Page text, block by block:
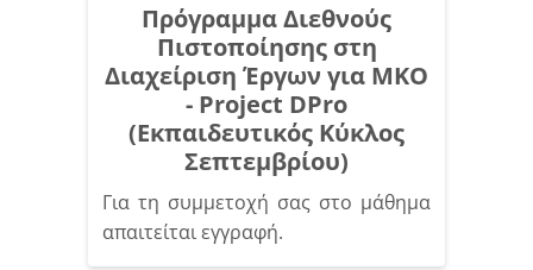
Πρόγραμμα Διεθνούς
Πιστοποίησης στη
Διαχείριση Έργων για ΜΚΟ
- Project DPro
(Εκπαιδευτικός Κύκλος
Σεπτεμβρίου)
Για τη συμμετοχή σας στο μάθημα
απαιτείται εγγραφή.